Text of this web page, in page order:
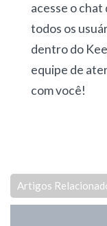
acesse o
todos os
dentro do
equipe de
com você!
Artigos